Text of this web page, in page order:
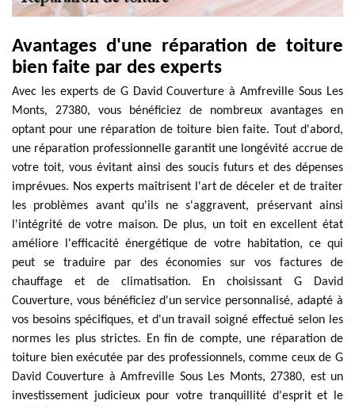
Avantages d'une réparation de toiture
bien faite par des experts
Avec les experts de G David Couverture à Amfreville Sous Les
Monts, 27380, vous bénéficiez de nombreux avantages en
optant pour une réparation de toiture bien faite. Tout d'abord,
une réparation professionnelle garantit une longévité accrue de
votre toit, vous évitant ainsi des soucis futurs et des dépenses
imprévues. Nos experts maîtrisent l'art de déceler et de traiter
les problèmes avant qu'ils ne s'aggravent, préservant ainsi
l'intégrité de votre maison. De plus, un toit en excellent état
améliore l'efficacité énergétique de votre habitation, ce qui
peut se traduire par des économies sur vos factures de
chauffage et de climatisation. En choisissant G David
Couverture, vous bénéficiez d'un service personnalisé, adapté à
vos besoins spécifiques, et d'un travail soigné effectué selon les
normes les plus strictes. En fin de compte, une réparation de
toiture bien exécutée par des professionnels, comme ceux de G
David Couverture à Amfreville Sous Les Monts, 27380, est un
investissement judicieux pour votre tranquillité d'esprit et le